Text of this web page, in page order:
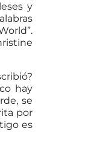
y
hay
se
por
es